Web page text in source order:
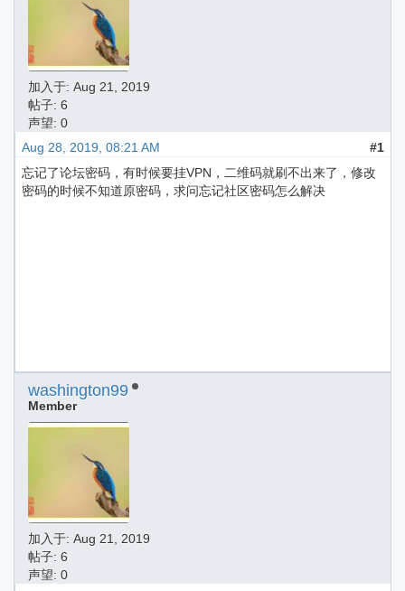
加入于: Aug 21, 2019
帖子: 6
声望: 0
Aug 28, 2019, 08:21 AM
#1
忘记了论坛密码，有时候要挂VPN，二维码就刷不出来了，修改
密码的时候不知道原密码，求问忘记社区密码怎么解决
washington99
Member
加入于: Aug 21, 2019
帖子: 6
声望: 0